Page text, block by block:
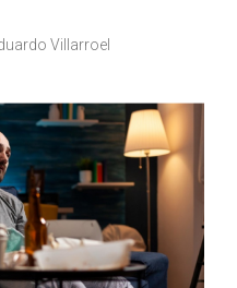
Villarroel